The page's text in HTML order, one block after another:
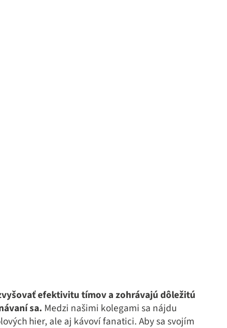
efektivitu tímov a zohrávajú dôležitú
sa. Medzi našimi kolegami sa nájdu
hier, ale aj kávoví fanatici. Aby sa svojím